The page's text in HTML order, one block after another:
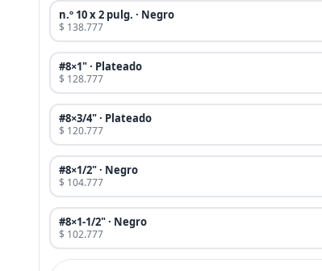
n.º 10 x 2 pulg. · Negro
$ 138.777
#8×1" · Plateado
$ 128.777
#8×3/4" · Plateado
$ 120.777
#8×1/2" · Negro
$ 104.777
#8×1-1/2" · Negro
$ 102.777